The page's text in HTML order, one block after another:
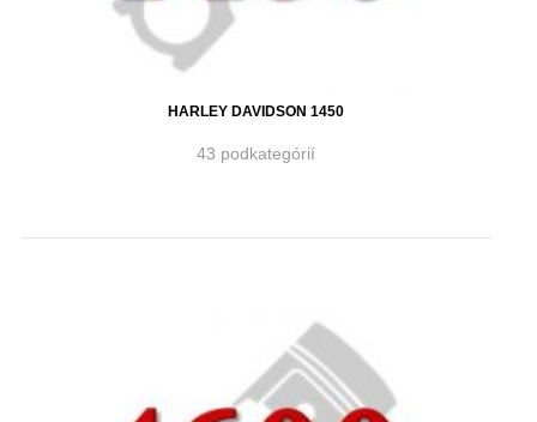
HARLEY DAVIDSON 1450
43 podkategórií